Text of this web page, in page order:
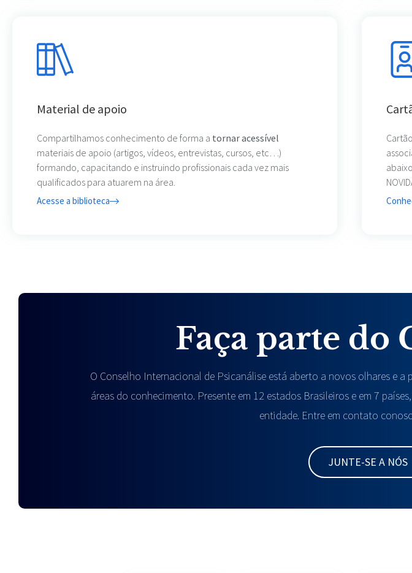
Material de apoio
Compartilhamos conhecimento de forma a tornar acessível
materiais de apoio (artigos, vídeos, entrevistas, cursos, etc…)
formando, capacitando e instruindo profissionais cada vez mais
qualificados para atuarem na área.
Acesse a biblioteca
Faça parte do
O Conselho Internacional de Psicanálise está aberto a novos olhares e
áreas do conhecimento. Presente em 12 estados Brasileiros e em 7
entidade. Entre em contato
JUNTE-SE A NÓS